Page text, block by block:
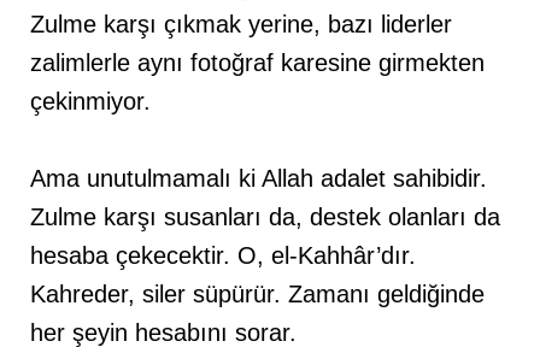
Zulme karşı çıkmak yerine, bazı liderler
zalimlerle aynı fotoğraf karesine girmekten
çekinmiyor.
Ama unutulmamalı ki Allah adalet sahibidir.
Zulme karşı susanları da, destek olanları da
hesaba çekecektir. O, el-Kahhâr’dır.
Kahreder, siler süpürür. Zamanı geldiğinde
her şeyin hesabını sorar.